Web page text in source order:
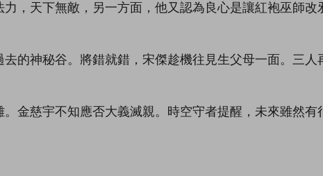
，天下無敵，另一方面，他又認為良心是讓紅袍巫師改
的神秘谷。將錯就錯，宋傑趁機往見生父母一面。三人
金慈宇不知應否大義滅親。時空守者提醒，未來雖然有